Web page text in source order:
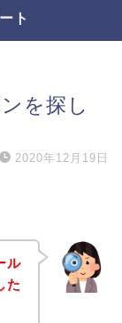
ト
を探し
2020年12月19日
ル
た